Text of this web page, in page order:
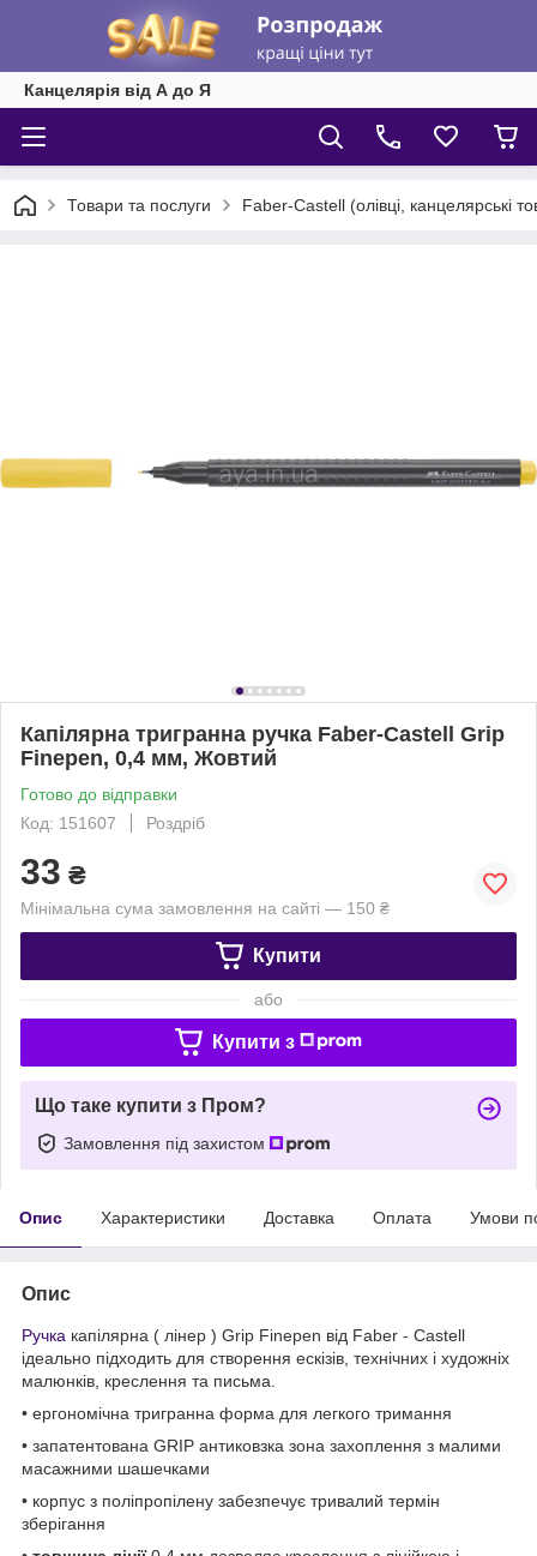
Канцелярія від А до Я
Товари та послуги Faber-Castell (олівці, канцелярські
Капілярна тригранна ручка Faber-Castell Grip
Finepen, 0,4 мм, Жовтий
Готово до відправки
Код: 151607
Роздріб
33 ₴
Мінімальна сума замовлення на сайті — 150 ₴
Купити
або
Купити з
Що таке купити з Пром?
Замовлення під захистом
Опис Характеристики Доставка Оплата Умови
Опис
Ручка капілярна ( лінер ) Grip Finepen від Faber - Castell
ідеально підходить для створення ескізів, технічних і художніх
малюнків, креслення та письма.
• ергономічна тригранна форма для легкого тримання
• запатентована GRIP антиковзка зона захоплення з малими
масажними шашечками
• корпус з поліпропілену забезпечує тривалий термін
зберігання